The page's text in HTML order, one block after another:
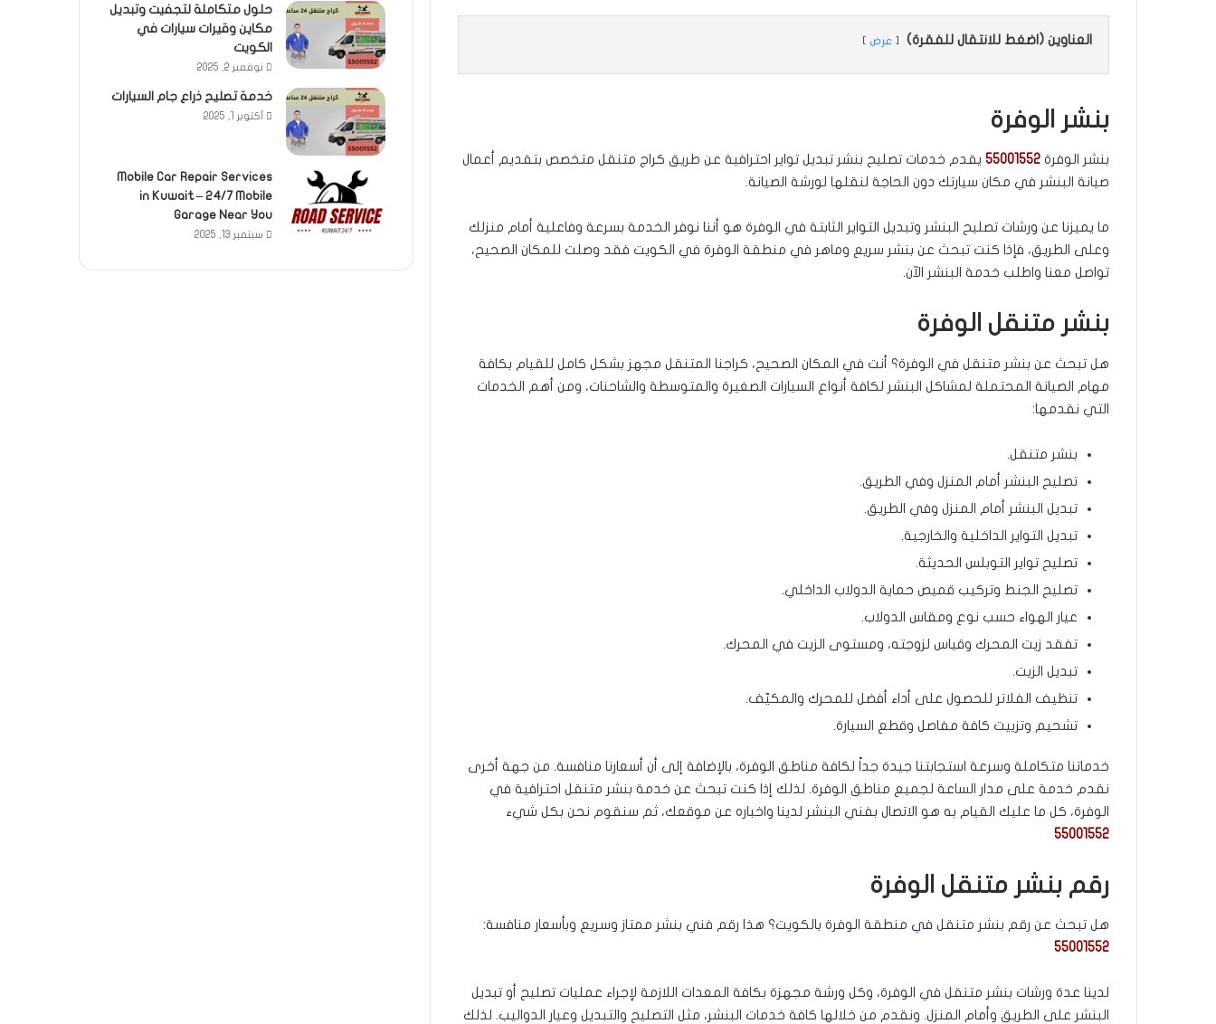
العناوين (اضغط للانتقال للفقرة) عرض
بنشر الوفرة
بنشر الوفرة 55001552 يقدم خدمات تصليح بنشر تبديل تواير احترافية عن طريق كراج متنقل متخصص بتقديم أعمال
صيانة البنشر في مكان سيارتك دون الحاجة لنقلها لورشة الصيانة.
ما يميزنا عن ورشات تصليح البنشر وتبديل التواير الثابتة في الوفرة هو أننا نوفر الخدمة بسرعة وفاعلية أمام منزلك
وعلى الطريق، فإذا كنت تبحث عن بنشر سريع وماهر في منطقة الوفرة في الكويت فقد وصلت للمكان الصحيح،
تواصل معنا واطلب خدمة البنشر الآن.
بنشر متنقل الوفرة
هل تبحث عن بنشر متنقل في الوفرة؟ أنت في المكان الصحيح، كراجنا المتنقل مجهز بشكل كامل للقيام بكافة
مهام الصيانة المحتملة لمشاكل البنشر لكافة أنواع السيارات الصغيرة والمتوسطة والشاحنات، ومن أهم الخدمات
التي نقدمها:
بنشر متنقل.
تصليح البنشر أمام المنزل وفي الطريق.
تبديل البنشر أمام المنزل وفي الطريق.
تبديل التواير الداخلية والخارجية.
تصليح تواير التوبلس الحديثة.
تصليح الجنط وتركيب قميص حماية الدولاب الداخلي.
عيار الهواء حسب نوع ومقاس الدولاب.
تفقد زيت المحرك وقياس لزوجته، ومستوى الزيت في المحرك.
تبديل الزيت.
تنظيف الفلاتر للحصول على أداء أفضل للمحرك والمكيّف.
تشحيم وتزييت كافة مفاصل وقطع السيارة.
خدماتنا متكاملة وسرعة استجابتنا جيدة جداً لكافة مناطق الوفرة، بالإضافة إلى أن أسعارنا منافسة. من جهة أخرى
نقدم خدمة على مدار الساعة لجميع مناطق الوفرة. لذلك إذا كنت تبحث عن خدمة بنشر متنقل احترافية في
الوفرة، كل ما عليك القيام به هو الاتصال بفني البنشر لدينا واخباره عن موقعك، ثم سنقوم نحن بكل شيء
55001552
رقم بنشر متنقل الوفرة
هل تبحث عن رقم بنشر متنقل في منطقة الوفرة بالكويت؟ هذا رقم فني بنشر ممتاز وسريع وبأسعار منافسة:
55001552
لدينا عدة ورشات بنشر متنقل في الوفرة، وكل ورشة مجهزة بكافة المعدات اللازمة لإجراء عمليات تصليح أو تبديل
البنشر على الطريق وأمام المنزل. ونقدم من خلالها كافة خدمات البنشر، مثل التصليح والتبديل وعيار الدواليب. لذلك
حلول متكاملة لتجفيت وتبديل
مكاين وقيرات سيارات في
الكويت
نوفمبر 2, 2025
خدمة تصليح ذراع جام السيارات
أكتوبر 1, 2025
Mobile Car Repair Services
in Kuwait – 24/7 Mobile
Garage Near You
سبتمبر 13, 2025